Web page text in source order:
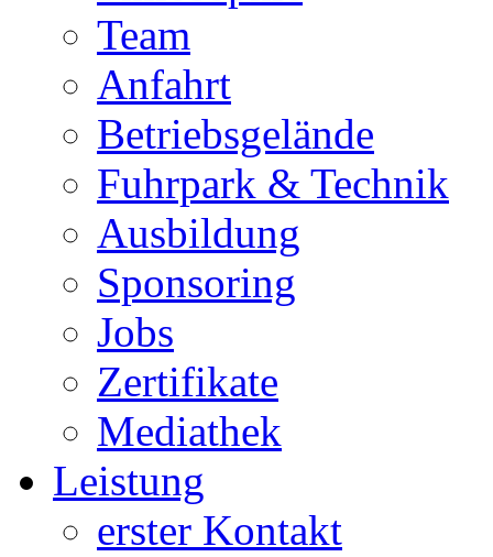
Team
Anfahrt
Betriebsgelände
Fuhrpark & Technik
Ausbildung
Sponsoring
Jobs
Zertifikate
Mediathek
Leistung
erster Kontakt